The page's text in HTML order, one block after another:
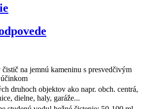
čistič na jemnú kameninu s presvedčivým
druhoch objektov ako napr. obch. centrá,
dielne, haly, garáže...